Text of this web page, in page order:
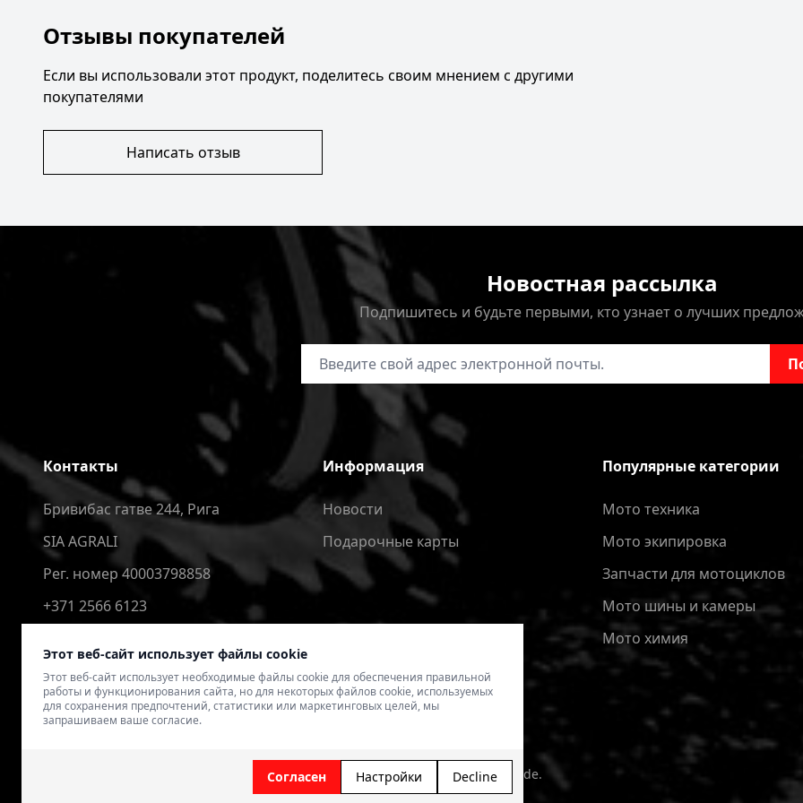
Этот веб-сайт использует файлы cookie
Этот веб-сайт использует необходимые файлы cookie для обеспечения правильной
работы и функционирования сайта, но для некоторых файлов cookie, используемых
для сохранения предпочтений, статистики или маркетинговых целей, мы
запрашиваем ваше согласие.
Согласен Настройки Decline
Отзывы покупателей
Если вы использовали этот продукт, поделитесь своим мнением с другими
покупателями
Написать отзыв
Новостная рассылка
Подпишитесь и будьте первыми, кто узнает о лучших
Адрес электронной почты
Контакты
Бривибас гатве 244, Рига
SIA AGRALI
Рег. номер 40003798858
+371 2566 6123
Информация
Новости
Подарочные карты
Популярные категории
Мото техника
Мото экипировка
Запчасти для мотоциклов
Мото шины и камеры
Мото химия
© 2026 4SPEED.LV. Visas tiesības aizsargātas.Interneta veikala izveide - Magecode.